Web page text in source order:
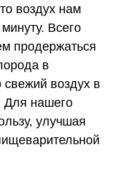
воздух нам
Всего
продержаться
в
воздух в
Для нашего
улучшая